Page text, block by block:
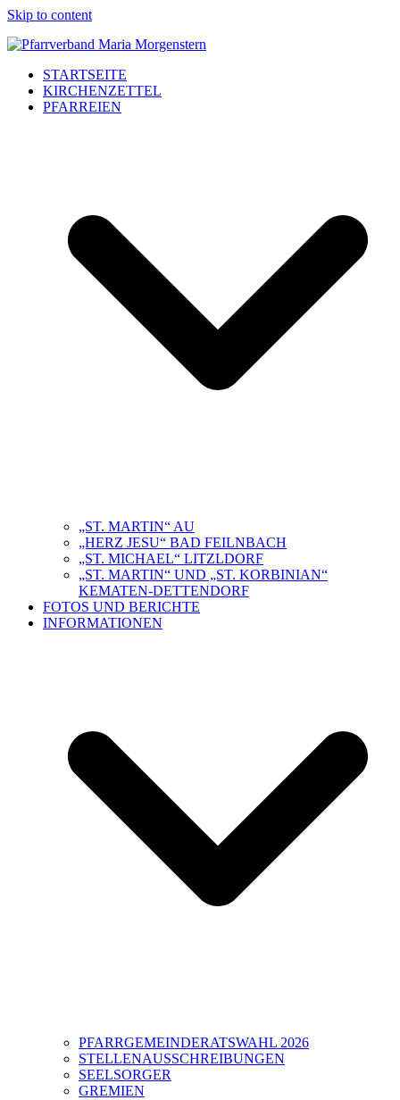
Skip to content
STARTSEITE
KIRCHENZETTEL
PFARREIEN
„ST. MARTIN“ AU
„HERZ JESU“ BAD FEILNBACH
„ST. MICHAEL“ LITZLDORF
„ST. MARTIN“ UND „ST. KORBINIAN“
KEMATEN-DETTENDORF
FOTOS UND BERICHTE
INFORMATIONEN
PFARRGEMEINDERATSWAHL 2026
STELLENAUSSCHREIBUNGEN
SEELSORGER
GREMIEN